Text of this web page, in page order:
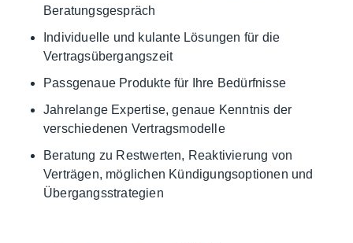
Beratungsgespräch
Individuelle und kulante Lösungen für die
Vertragsübergangszeit
Passgenaue Produkte für Ihre Bedürfnisse
Jahrelange Expertise, genaue Kenntnis der
verschiedenen Vertragsmodelle
Beratung zu Restwerten, Reaktivierung von
Verträgen, möglichen Kündigungsoptionen und
Übergangsstrategien